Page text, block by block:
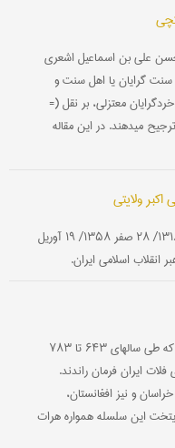
علی بن اسماعیل اشعری
سنت گرایان یا اهل سنت و
معتزلی، بر نقل (=
میدهند. در این مقاله
اکبر ولایتی
خامِنه‌ای، آیت‌الله سید علی (ز ۲۹ فروردین ۱۳۱۸/ ۲۸ صفر ۱۳۵۸/ ۱۹ آوریل
آلِ کَرْت، سلسله‌ای از پادشاهان محلی ایران که طی سالهای ۶۴۳ تا ۷۸۳
فلات ایران فرمان راندند.
و نیز افغانستان،
این سلسله همواره هرات